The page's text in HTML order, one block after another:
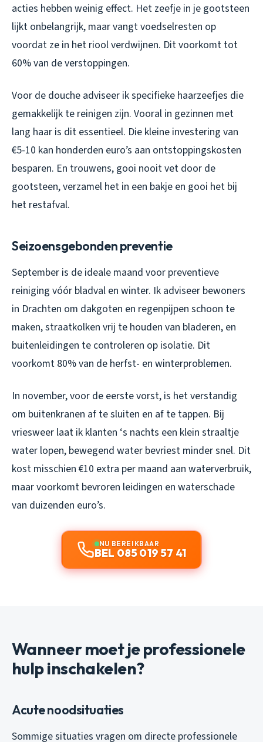
acties hebben weinig effect. Het zeefje in je gootsteen
lijkt onbelangrijk, maar vangt voedselresten op
voordat ze in het riool verdwijnen. Dit voorkomt tot
60% van de verstoppingen.
Voor de douche adviseer ik specifieke haarzeefjes die
gemakkelijk te reinigen zijn. Vooral in gezinnen met
lang haar is dit essentieel. Die kleine investering van
€5-10 kan honderden euro’s aan ontstoppingskosten
besparen. En trouwens, gooi nooit vet door de
gootsteen, verzamel het in een bakje en gooi het bij
het restafval.
Seizoensgebonden preventie
September is de ideale maand voor preventieve
reiniging vóór bladval en winter. Ik adviseer bewoners
in Drachten om dakgoten en regenpijpen schoon te
maken, straatkolken vrij te houden van bladeren, en
buitenleidingen te controleren op isolatie. Dit
voorkomt 80% van de herfst- en winterproblemen.
In november, voor de eerste vorst, is het verstandig
om buitenkranen af te sluiten en af te tappen. Bij
vriesweer laat ik klanten ‘s nachts een klein straaltje
water lopen, bewegend water bevriest minder snel. Dit
kost misschien €10 extra per maand aan waterverbruik,
maar voorkomt bevroren leidingen en waterschade
van duizenden euro’s.
NU BEREIKBAAR
BEL 085 019 57 41
Wanneer moet je professionele
hulp inschakelen?
Acute noodsituaties
Sommige situaties vragen om directe professionele